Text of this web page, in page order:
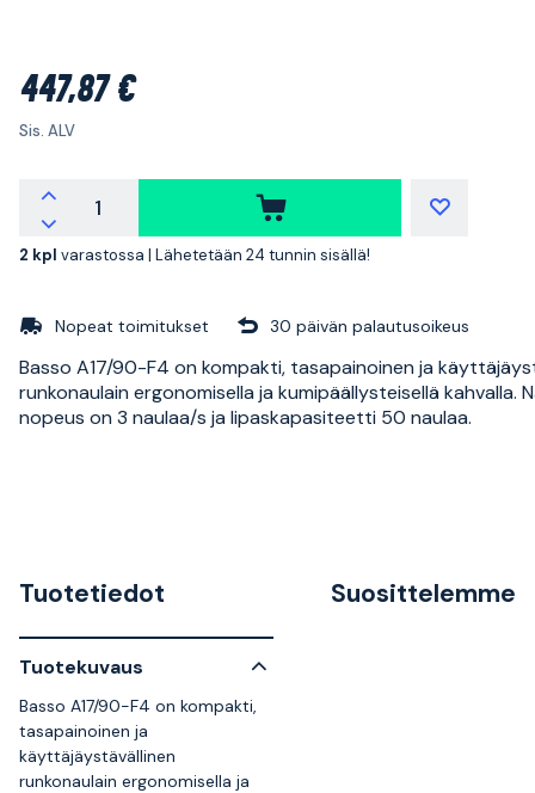
447,87 €
Sis. ALV
2 kpl varastossa | Lähetetään 24 tunnin sisällä!
Nopeat toimitukset 30 päivän palautusoikeus
Basso A17/90-F4 on kompakti, tasapainoinen ja
runkonaulain ergonomisella ja kumipäällysteisellä kahvalla.
nopeus on 3 naulaa/s ja lipaskapasiteetti 50 naulaa.
Tuotetiedot
Tuotekuvaus
Basso A17/90-F4 on kompakti,
tasapainoinen ja
käyttäjäystävällinen
runkonaulain ergonomisella ja
Suosittelemme